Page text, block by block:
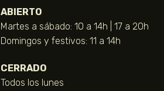
ABIERTO
Martes a sábado: 10 a 14h | 17 a 20h
Domingos y festivos: 11 a 14h
CERRADO
Todos los lunes